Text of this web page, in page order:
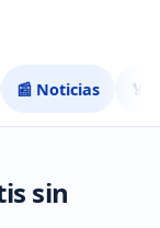
📰 Noticias 🏅
sin